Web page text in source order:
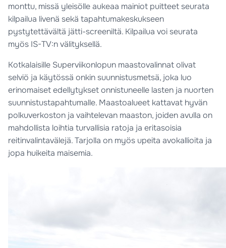
monttu, missä yleisölle aukeaa mainiot puitteet seurata
kilpailua livenä sekä tapahtumakeskukseen
pystytettävältä jätti-screeniltä. Kilpailua voi seurata
myös IS-TV:n välityksellä.
Kotkalaisille Superviikonlopun maastovalinnat olivat
selviö ja käytössä onkin suunnistusmetsä, joka luo
erinomaiset edellytykset onnistuneelle lasten ja nuorten
suunnistustapahtumalle. Maastoalueet kattavat hyvän
polkuverkoston ja vaihtelevan maaston, joiden avulla on
mahdollista loihtia turvallisia ratoja ja eritasoisia
reitinvalintavälejä. Tarjolla on myös upeita avokallioita ja
jopa huikeita maisemia.